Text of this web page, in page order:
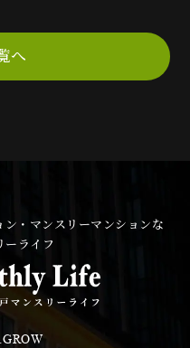
へ
・マンスリーマンションな
ーライフ